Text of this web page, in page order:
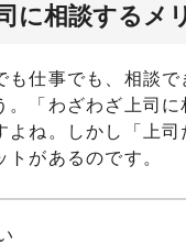
に相談するメ
も仕事でも、相談で
。「わざわざ上司に
よね。しかし「上
があるのです。